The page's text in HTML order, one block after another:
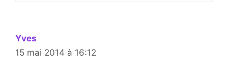
Yves
15 mai 2014 à 16:12